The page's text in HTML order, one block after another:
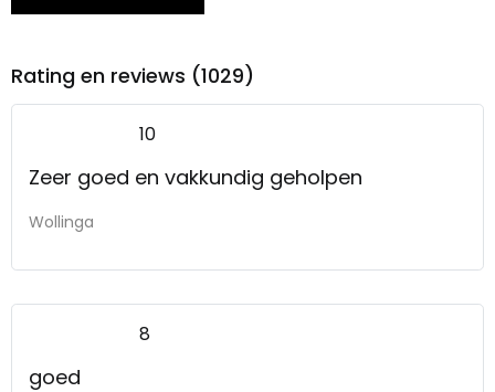
Rating en reviews (1029)
10
Zeer goed en vakkundig geholpen
Wollinga
8
goed